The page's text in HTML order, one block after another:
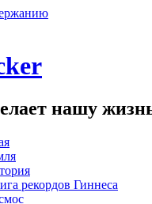
нашу
рекордов Гиннеса